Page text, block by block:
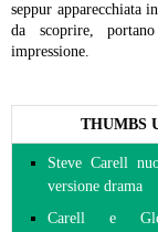
seppur apparecchiata
da scoprire,
impressione.
THUMBS
Steve Carell
versione drama
Carell e